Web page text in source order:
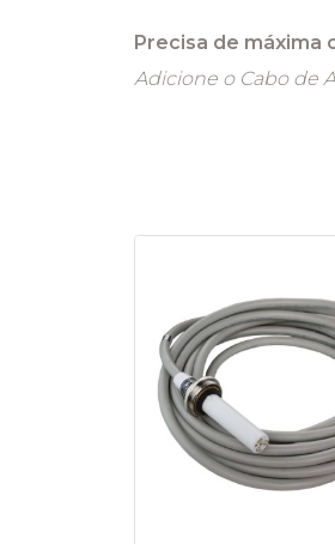
Precisa de máxima
Adicione o Cabo de